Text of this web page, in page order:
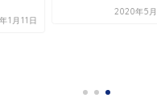
日
2020年5月20日